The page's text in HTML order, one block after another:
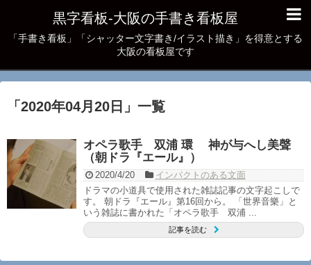
黒字看板‐大阪の手書き看板屋
「手書き看板」「シャッター文字書き/イラスト描き」を得意とする
大阪の看板屋です
「 2020年04月20日 」 一覧
オペラ歌手 双浦 環 神が与へし美聲
（朝ドラ『エール』）
2020/4/20
インパクトのある文面
ドラマの小道具で使用された雑誌記事の文字起こしで
す。 朝ドラ『エール』第16回から。 「世界音樂」と
いう雑誌に書かれた「オペラ歌手 双浦 ...
記事を読む